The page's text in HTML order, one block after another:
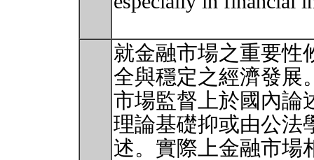
就金融市場之重要性
全與穩定之經濟發展
市場監督上於國內論
理論基礎抑或由公法
述。實際上金融市場